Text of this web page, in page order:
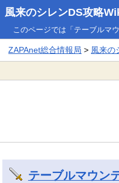
風来のシレンDS攻略
このページでは「テーブルマ
ZAPAnet総合情報局 > 風来の
テーブルマウン